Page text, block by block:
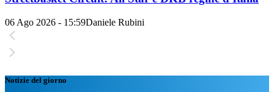
06 Ago 2026 - 15:59Daniele Rubini
Notizie del giorno